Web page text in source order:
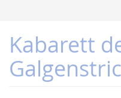
Inhalt
springen
Kabarett